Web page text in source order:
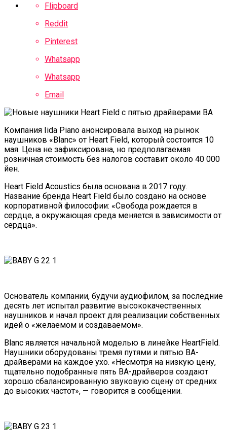
Flipboard
Reddit
Pinterest
Whatsapp
Whatsapp
Email
Компания Iida Piano анонсировала выход на рынок
наушников «Blanc» от Heart Field, который состоится 10
мая. Цена не зафиксирована, но предполагаемая
розничная стоимость без налогов составит около 40 000
йен.
Heart Field Acoustics была основана в 2017 году.
Название бренда Heart Field было создано на основе
корпоративной философии: «Свобода рождается в
сердце, а окружающая среда меняется в зависимости от
сердца».
Основатель компании, будучи аудиофилом, за последние
десять лет испытал развитие высококачественных
наушников и начал проект для реализации собственных
идей о «желаемом и создаваемом».
Blanc является начальной моделью в линейке HeartField.
Наушники оборудованы тремя путями и пятью BA-
драйверами на каждое ухо. «Несмотря на низкую цену,
тщательно подобранные пять BA-драйверов создают
хорошо сбалансированную звуковую сцену от средних
до высоких частот», — говорится в сообщении.